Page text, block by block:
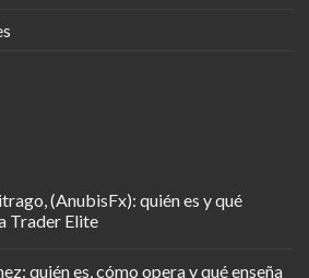
(AnubisFx): quién es y qué
Trader Elite
quién es, cómo opera y qué enseña